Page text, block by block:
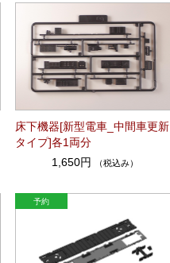
床下機器[新型電車_中間車更新
タイプ]各1両分
1,650円
（税込み）